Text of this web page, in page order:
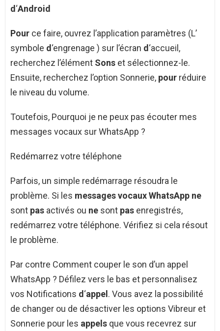
d ‘Android
Pour ce faire, ouvrez l’application paramètres (L’
symbole d ‘engrenage ) sur l’écran d ‘accueil,
recherchez l’élément Sons et sélectionnez-le.
Ensuite, recherchez l’option Sonnerie, pour réduire
le niveau du volume.
Toutefois, Pourquoi je ne peux pas écouter mes
messages vocaux sur WhatsApp ?
Redémarrez votre téléphone
Parfois, un simple redémarrage résoudra le
problème. Si les messages vocaux WhatsApp ne
sont pas activés ou ne sont pas enregistrés,
redémarrez votre téléphone. Vérifiez si cela résout
le problème.
Par contre Comment couper le son d’un appel
WhatsApp ? Défilez vers le bas et personnalisez
vos Notifications d ‘appel . Vous avez la possibilité
de changer ou de désactiver les options Vibreur et
Sonnerie pour les appels que vous recevrez sur